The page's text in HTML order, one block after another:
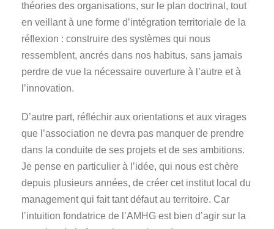
théories des organisations, sur le plan doctrinal, tout
en veillant à une forme d’intégration territoriale de la
réflexion : construire des systèmes qui nous
ressemblent, ancrés dans nos habitus, sans jamais
perdre de vue la nécessaire ouverture à l’autre et à
l’innovation.
D’autre part, réfléchir aux orientations et aux virages
que l’association ne devra pas manquer de prendre
dans la conduite de ses projets et de ses ambitions.
Je pense en particulier à l’idée, qui nous est chère
depuis plusieurs années, de créer cet institut local du
management qui fait tant défaut au territoire. Car
l’intuition fondatrice de l’AMHG est bien d’agir sur la